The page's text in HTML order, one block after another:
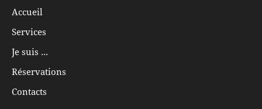
Accueil
Services
Je suis ...
Réservations
Contacts